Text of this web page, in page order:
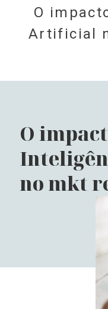
O
Artificial
O
no mkt